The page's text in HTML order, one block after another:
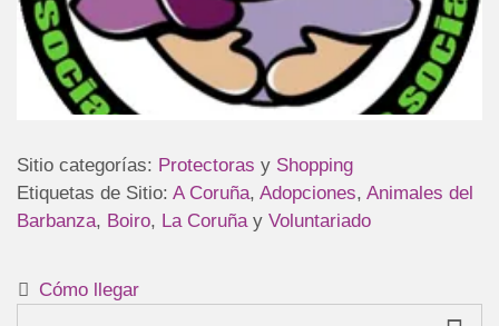
Sitio categorías: Protectoras y Shopping
Etiquetas de Sitio: A Coruña, Adopciones, Animales del
Barbanza, Boiro, La Coruña y Voluntariado
Cómo llegar